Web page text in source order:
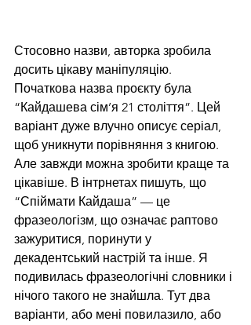
Стосовно назви, авторка зробила
досить цікаву маніпуляцію.
Початкова назва проєкту була
“Кайдашева сім’я 21 століття”. Цей
варіант дуже влучно описує серіал,
щоб уникнути порівняння з книгою.
Але завжди можна зробити краще та
цікавіше. В інтрнетах пишуть, що
“Спіймати Кайдаша” — це
фразеологізм, що означає раптово
зажуритися, поринути у
декадентський настрій та інше. Я
подивилась фразеологічні словники і
нічого такого не знайшла. Тут два
варіанти, або мені повилазило, або